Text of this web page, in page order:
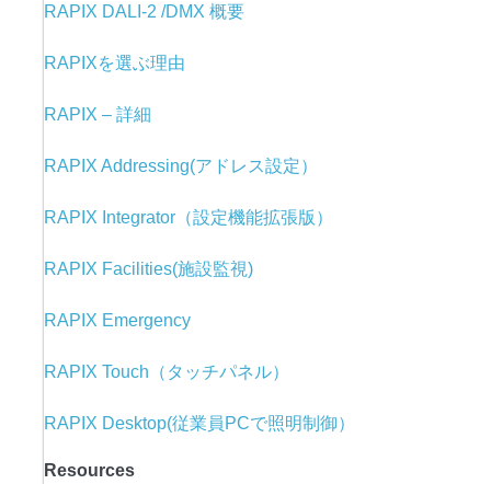
RAPIX DALI-2 /DMX 概要
RAPIXを選ぶ理由
RAPIX – 詳細
RAPIX Addressing(アドレス設定）
RAPIX Integrator（設定機能拡張版）
RAPIX Facilities(施設監視)
RAPIX Emergency
RAPIX Touch（タッチパネル）
RAPIX Desktop(従業員PCで照明制御）
Resources